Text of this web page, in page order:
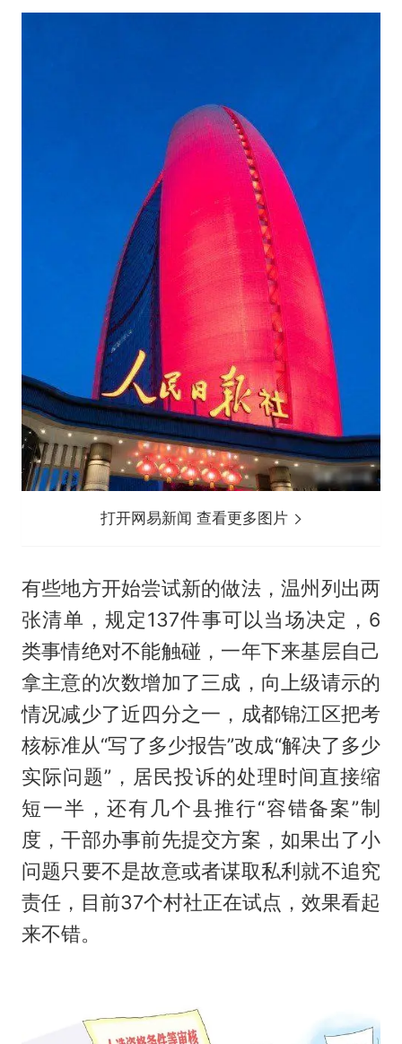
打开网易新闻 查看更多图片
有些地方开始尝试新的做法，温州列出两
张清单，规定137件事可以当场决定，6
类事情绝对不能触碰，一年下来基层自己
拿主意的次数增加了三成，向上级请示的
情况减少了近四分之一，成都锦江区把考
核标准从“写了多少报告”改成“解决了多少
实际问题”，居民投诉的处理时间直接缩
短一半，还有几个县推行“容错备案”制
度，干部办事前先提交方案，如果出了小
问题只要不是故意或者谋取私利就不追究
责任，目前37个村社正在试点，效果看起
来不错。